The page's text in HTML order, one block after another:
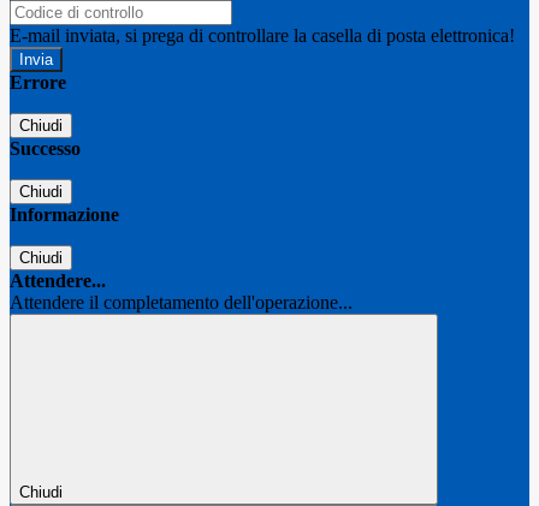
E-mail inviata, si prega di controllare la casella di posta elettronica!
Errore
Chiudi
Successo
Chiudi
Informazione
Chiudi
Attendere...
Attendere il completamento dell'operazione...
Chiudi